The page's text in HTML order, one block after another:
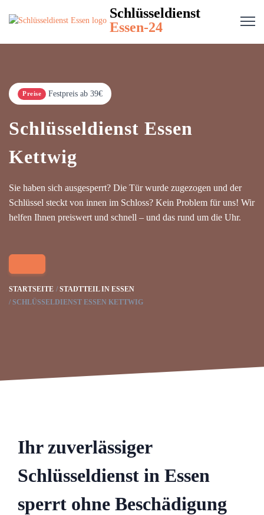
Schlüsseldienst
Essen-24
Preise Festpreis ab 39€
Schlüsseldienst Essen
Kettwig
Sie haben sich ausgesperrt? Die Tür wurde zugezogen und der
Schlüssel steckt von innen im Schloss? Kein Problem für uns! Wir
helfen Ihnen preiswert und schnell – und das rund um die Uhr.
STARTSEITE
STADTTEIL IN ESSEN
SCHLÜSSELDIENST ESSEN KETTWIG
Ihr zuverlässiger
Schlüsseldienst in Essen
sperrt ohne Beschädigung